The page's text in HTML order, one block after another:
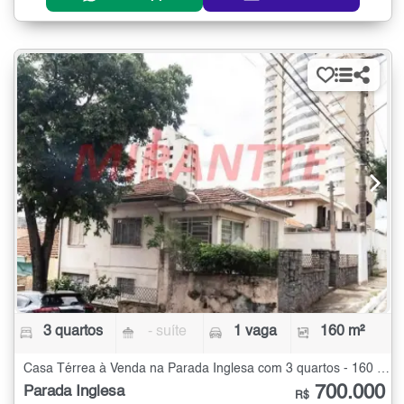
3 quartos - suíte 1 vaga 160 m²
Casa Térrea à Venda na Parada Inglesa com 3 quartos - 160 m²
Parada Inglesa R$ 700.000